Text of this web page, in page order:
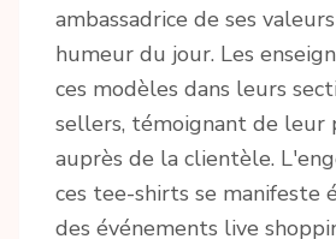
ambassadrice de ses
humeur du jour. Les
ces modèles dans leurs
sellers, témoignant de leur
auprès de la clientèle.
ces tee-shirts se manifeste
des événements live